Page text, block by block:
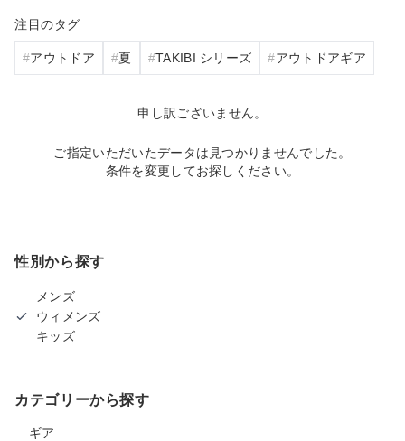
注目のタグ
アウトドア 夏 TAKIBI シリーズ アウトドアギア
申し訳ございません。
ご指定いただいたデータは見つかりませんでした。
条件を変更してお探しください。
性別から探す
メンズ
ウィメンズ
キッズ
カテゴリーから探す
ギア